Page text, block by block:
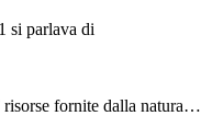
si parlava di
risorse fornite dalla natura…